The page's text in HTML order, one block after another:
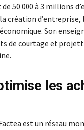
50 000 à 3 millions
création d’entreprise,
Son
de courtage et
les
est un réseau